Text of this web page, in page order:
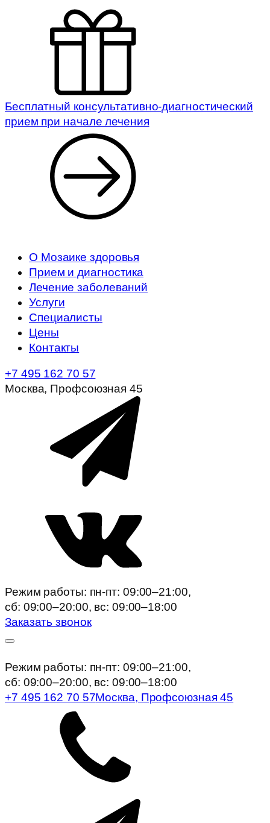
Бесплатный консультативно-диагностический
прием при начале лечения
О Мозаике здоровья
Прием и диагностика
Лечение заболеваний
Услуги
Специалисты
Цены
Контакты
+7 495 162 70 57
Москва, Профсоюзная 45
Режим работы: пн-пт: 09:00–21:00,
сб: 09:00–20:00, вc: 09:00–18:00
Заказать звонок
Режим работы: пн-пт: 09:00–21:00,
сб: 09:00–20:00, вc: 09:00–18:00
+7 495 162 70 57Москва, Профсоюзная 45